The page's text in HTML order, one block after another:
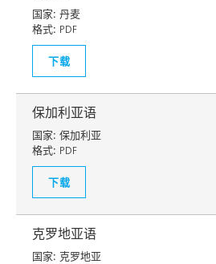
国家: 丹麦
格式: PDF
下载
保加利亚语
国家: 保加利亚
格式: PDF
下载
克罗地亚语
国家: 克罗地亚